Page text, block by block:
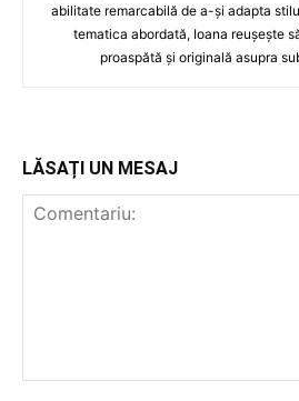
abilitate remarcabilă de a-și adapta
tematica abordată, Ioana reușește
proaspătă și originală asupra
LĂSAȚI UN MESAJ